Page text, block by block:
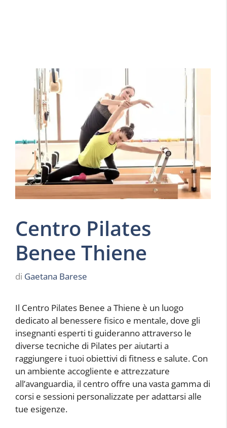
Centro Pilates
Benee Thiene
di Gaetana Barese
Il Centro Pilates Benee a Thiene è un luogo
dedicato al benessere fisico e mentale, dove gli
insegnanti esperti ti guideranno attraverso le
diverse tecniche di Pilates per aiutarti a
raggiungere i tuoi obiettivi di fitness e salute. Con
un ambiente accogliente e attrezzature
all’avanguardia, il centro offre una vasta gamma di
corsi e sessioni personalizzate per adattarsi alle
tue esigenze.